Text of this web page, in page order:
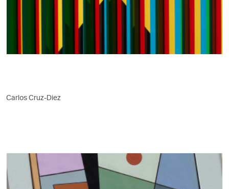
Carlos Cruz-Diez